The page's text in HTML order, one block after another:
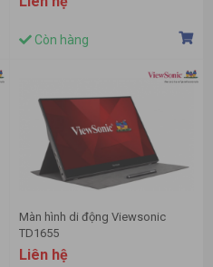
Còn hàng
Màn hình di động Viewsonic
TD1655
(15.6inch/FHD/IPS/6.5ms/60Hz/
Liên hệ